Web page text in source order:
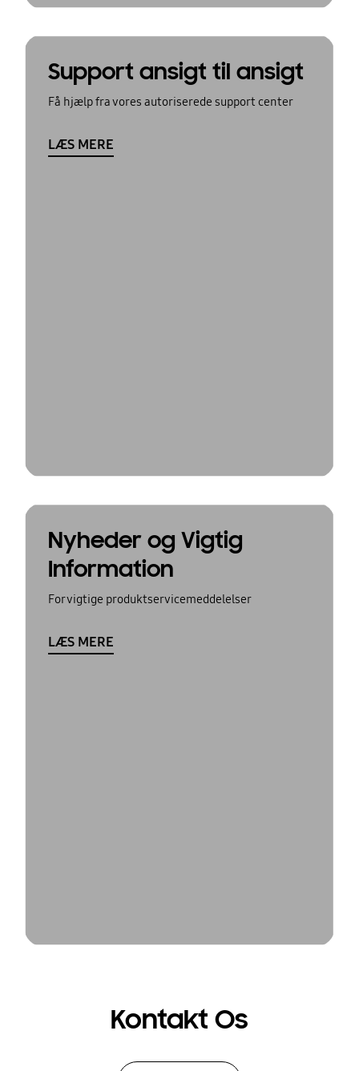
Support ansigt til ansigt
Få hjælp fra vores autoriserede support center
LÆS MERE
Nyheder og Vigtig
Information
For vigtige produktservicemeddelelser
LÆS MERE
Kontakt Os